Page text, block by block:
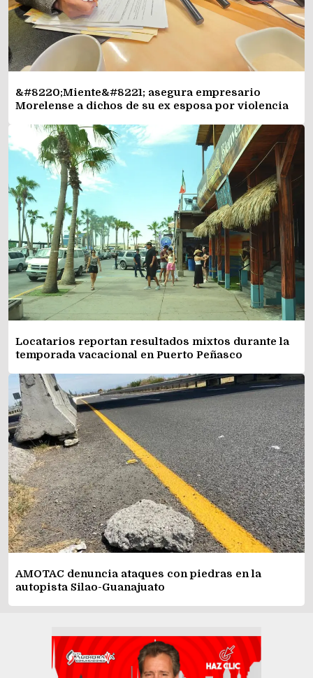
&#8220;Miente&#8221; asegura empresario
Morelense a dichos de su ex esposa por violencia
Locatarios reportan resultados mixtos durante la
temporada vacacional en Puerto Peñasco
AMOTAC denuncia ataques con piedras en la
autopista Silao-Guanajuato